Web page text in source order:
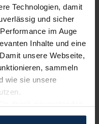
Technologien, damit
und sicher
im Auge
Inhalte und eine
unsere Webseite,
sammeln
wie sie unsere
Service zu
Kunden
KI-generiert